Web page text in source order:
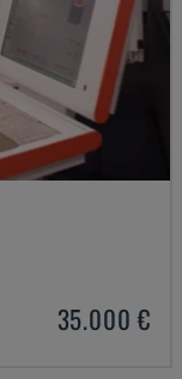
35.000 €